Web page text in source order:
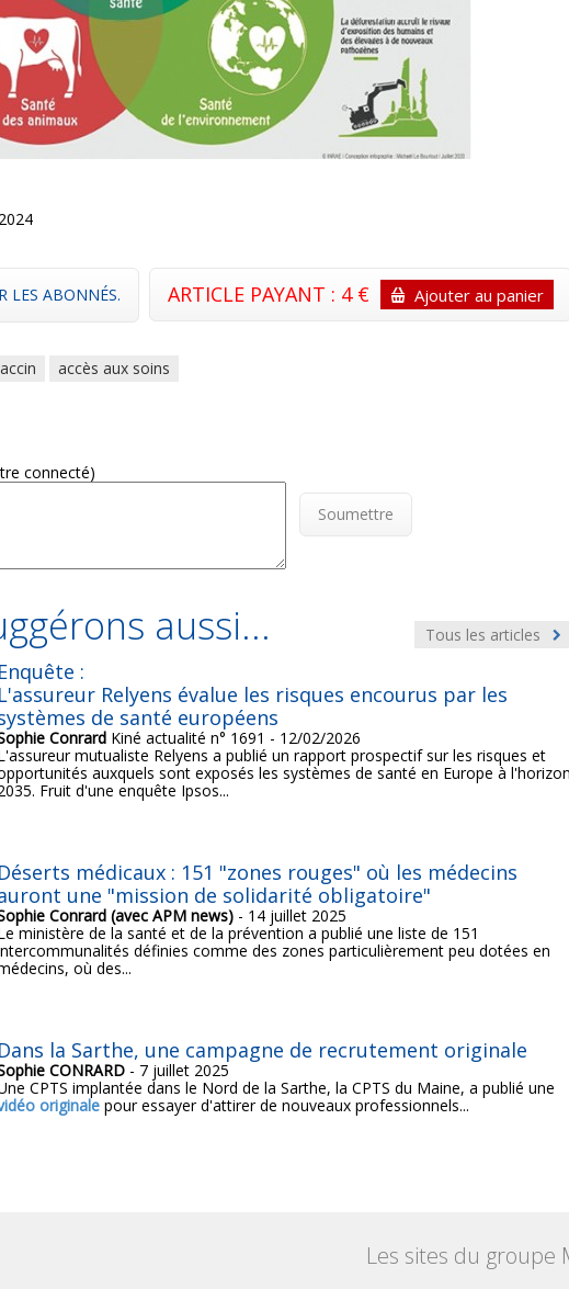
LES ABONNÉS. ARTICLE PAYANT : 4 € Ajouter au panier
accès aux soins
connecté)
Soumettre
Tous les articles
aussi...
Enquête :
L'assureur Relyens évalue les risques encourus par les
de santé européens
ConrardKiné actualité n° 1691 - 12/02/2026
mutualiste Relyens a publié un rapport prospectif sur les risques et
auxquels sont exposés les systèmes de santé en Europe à
Fruit d'une enquête Ipsos...
Déserts médicaux : 151 "zones rouges" où les médecins
une "mission de solidarité obligatoire"
Conrard (avec APM news)- 14 juillet 2025
ministère de la santé et de la prévention a publié une liste de 151
définies comme des zones particulièrement peu dotées en
où des...
Dans la Sarthe, une campagne de recrutement originale
CONRARD- 7 juillet 2025
CPTS implantée dans le Nord de la Sarthe, la CPTS du Maine, a publié une
originalepour essayer d'attirer de nouveaux professionnels...
Les sites du groupe